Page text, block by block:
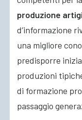
produzione
d’informazione
una migliore
predisporre
produzioni
di formazione
passaggio